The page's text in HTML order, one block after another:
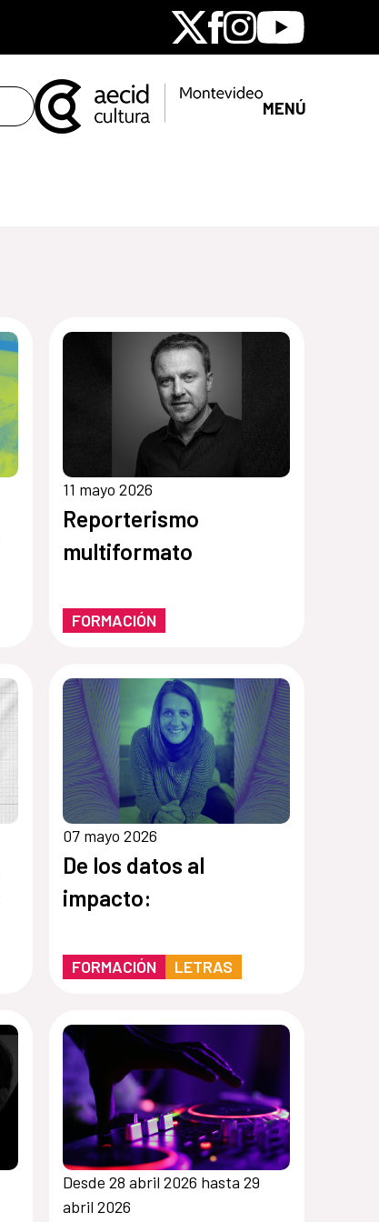
X Facebook
Instagram
Youtube
MENÚ
11 mayo 2026
Reporterismo
multiformato
FORMACIÓN
07 mayo 2026
De los datos al
impacto:
FORMACIÓN LETRAS
Desde 28 abril 2026 hasta 29
abril 2026